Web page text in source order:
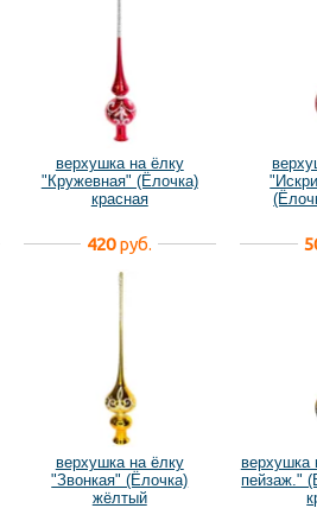
верхушка на ёлку
"Кружевная" (Ёлочка)
красная
420руб.
верхушка на ёлку
"Звонкая" (Ёлочка)
жёлтый
верхушка
пейзаж."